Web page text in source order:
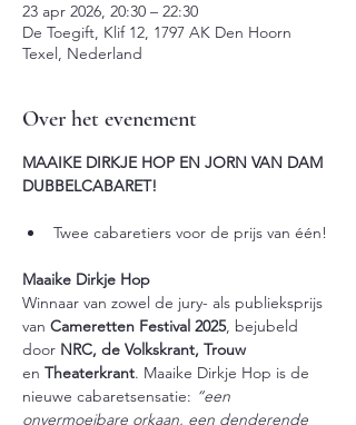
23 apr 2026, 20:30 – 22:30
De Toegift, Klif 12, 1797 AK Den Hoorn
Texel, Nederland
Over het evenement
MAAIKE DIRKJE HOP EN JORN VAN DAM
DUBBELCABARET!
Twee cabaretiers voor de prijs van één!
Maaike Dirkje Hop
Winnaar van zowel de jury- als publieksprijs
van Cameretten Festival 2025, bejubeld
door NRC, de Volkskrant, Trouw
en Theaterkrant. Maaike Dirkje Hop is de
nieuwe cabaretsensatie: “een
onvermoeibare orkaan, een denderende